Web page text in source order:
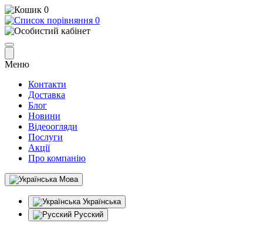
0
0
Меню
Контакти
Доставка
Блог
Новини
Відеоогляди
Послуги
Акції
Про компанію
Мова
Українська
Русский